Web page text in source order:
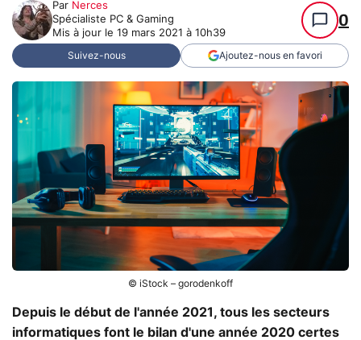
Par Nerces
Spécialiste PC & Gaming
Mis à jour le 19 mars 2021 à 10h39
0
Suivez-nous Ajoutez-nous en favori
© iStock – gorodenkoff
Depuis le début de l'année 2021, tous les secteurs
informatiques font le bilan d'une année 2020 certes